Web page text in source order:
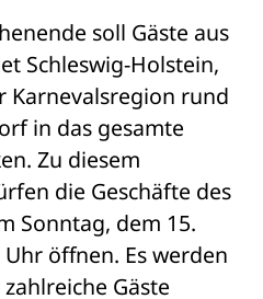
soll Gäste aus
Schleswig-Holstein,
Karnevalsregion rund
in das gesamte
Zu diesem
die Geschäfte des
Sonntag, dem 15.
öffnen. Es werden
Gäste